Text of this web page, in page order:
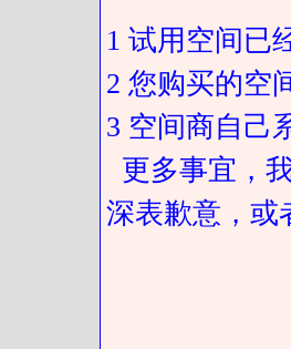
1 试用空间已
2 您购买的空
3 空间商自己
更多事宜，
深表歉意，或